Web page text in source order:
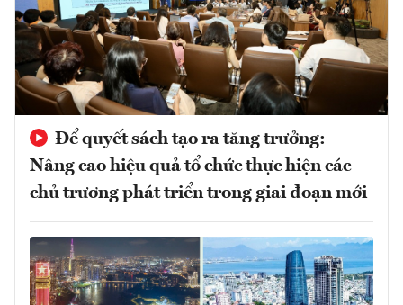
Để quyết sách tạo ra tăng trưởng:
Nâng cao hiệu quả tổ chức thực hiện các
chủ trương phát triển trong giai đoạn mới